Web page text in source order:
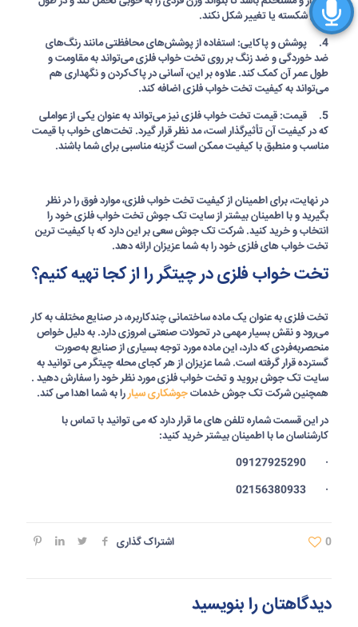
زمان شکسته یا تغییر شکل نکند.
4. پوشش و پاکایی: استفاده از پوشش‌های محافظتی مانند رنگ‌های
ضد خوردگی و ضد زنگ بر روی تخت خواب فلزی می‌تواند به مقاومت و
طول عمر آن کمک کند. علاوه بر این، آسانی در پاک‌کردن و نگهداری هم
می‌تواند به کیفیت تخت خواب فلزی اضافه کند.
5. قیمت: قیمت تخت خواب فلزی نیز می‌تواند به عنوان یکی از عواملی
که در کیفیت آن تأثیرگذار است، مد نظر قرار گیرد. تخت‌های خواب با قیمت
مناسب و منطبق با کیفیت ممکن است گزینه مناسبی برای شما باشند.
در نهایت، برای اطمینان از کیفیت تخت خواب فلزی، موارد فوق را در نظر
بگیرید و با اطمینان بیشتر از سایت تک جوش تخت خواب فلزی خود را
انتخاب و خرید کنید. شرکت تک جوش سعی بر این دارد که با کیفیت ترین
تخت خواب های فلزی خود را به شما عزیزان ارائه دهد.
تخت خواب فلزی در چیتگر را از کجا تهیه کنیم؟
تخت فلزی به عنوان یک ماده ساختمانی چندکاربره، در صنایع مختلف به کار
می‌رود و نقش بسیار مهمی در تحولات صنعتی امروزی دارد. به دلیل خواص
منحصربه‌فردی که دارد، این ماده مورد توجه بسیاری از صنایع به‌صورت
گسترده قرار گرفته است. شما عزیزان از هر کجای محله چیتگر می توانید به
سایت تک جوش بروید و تخت خواب فلزی مورد نظر خود را سفارش دهید .
همچنین شرکت تک جوش خدماتجوشکاری سیاررا به شما اهدا می کند.
در این قسمت شماره تلفن های ما قرار دارد که می توانید با تماس با
کارشناسان ما با اطمینان بیشتر خرید کنید:
·
09127925290
·
02156380933
اشتراک گذاری 0
دیدگاهتان را بنویسید